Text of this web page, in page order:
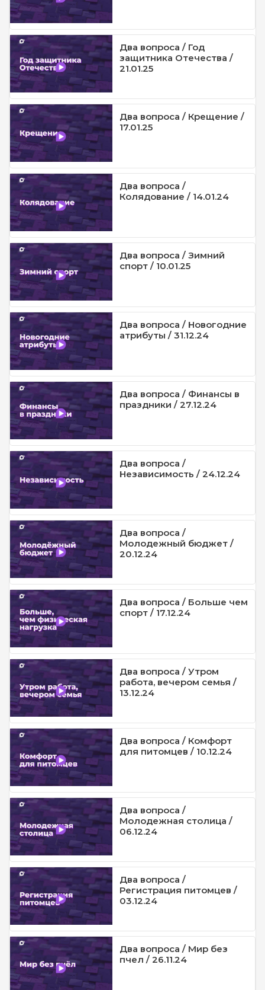
Два вопроса / Год
защитника Отечества /
21.01.25
Два вопроса / Крещение /
17.01.25
Два вопроса /
Колядование / 14.01.24
Два вопроса / Зимний
спорт / 10.01.25
Два вопроса / Новогодние
атрибуты / 31.12.24
Два вопроса / Финансы в
праздники / 27.12.24
Два вопроса /
Независимость / 24.12.24
Два вопроса /
Молодежный бюджет /
20.12.24
Два вопроса / Больше чем
спорт / 17.12.24
Два вопроса / Утром
работа, вечером семья /
13.12.24
Два вопроса / Комфорт
для питомцев / 10.12.24
Два вопроса /
Молодежная столица /
06.12.24
Два вопроса /
Регистрация питомцев /
03.12.24
Два вопроса / Мир без
пчел / 26.11.24